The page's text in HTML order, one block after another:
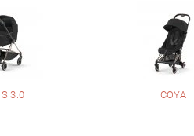
3.0 COYA